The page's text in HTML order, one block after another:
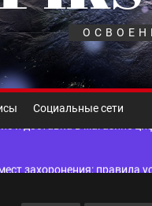
Социальные сети
для ногтевого сервиса,
оптимизации для
и доставка в магазине